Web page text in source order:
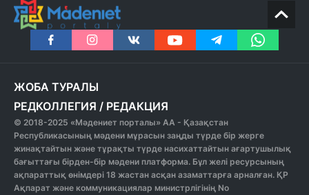
ЖОБА ТУРАЛЫ
РЕДКОЛЛЕГИЯ / РЕДАКЦИЯ
© 2018-2025 «Мәдениет порталы» АА - Қазақстан
Республикасының мәдени мұрасын заңды түрде бір жерге
жинақтайтын және тұрақты түрде насихаттайтын ағартушылық
бағыттағы бірден-бір мәдени платформа. Бұл желі ресурсының
ақпараттық өнімдері 18 жастан асқан азаматтарға арналған. ҚР
Ақпарат және коммуникациялар министрлігінің No